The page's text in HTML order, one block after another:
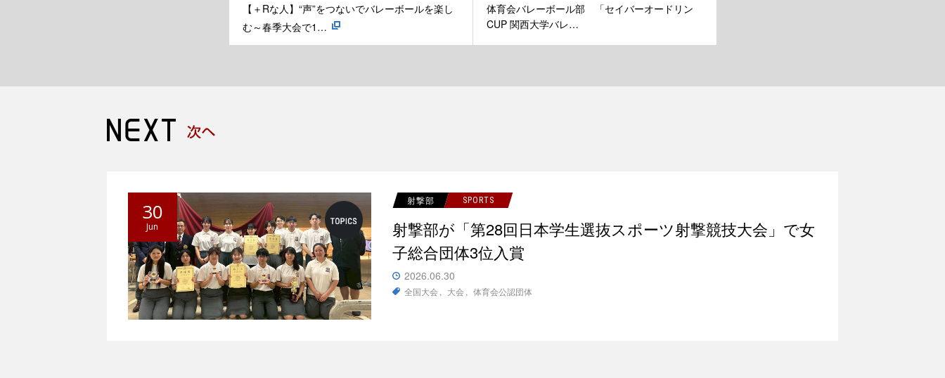
【＋Rな人】“声”をつないでバレーボールを楽し
む～春季大会で1…
体育会バレーボール部 「セイバーオードリン
CUP 関西大学バレ…
30
Jun
射撃部 SPORTS
射撃部が「第28回日本学生選抜スポーツ射撃競技大会」で女
子総合団体3位入賞
2026.06.30
全国大会 大会 体育会公認団体